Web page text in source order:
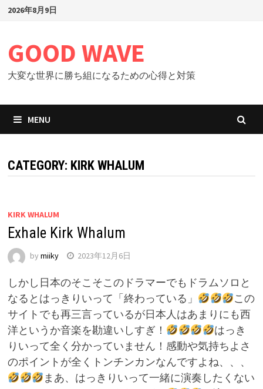
Skip2026年8月9日
GOOD WAVE
大変な世界に勝ち組になるための心得と対策
MENU
CATEGORY: KIRK WHALUM
KIRK WHALUM
Exhale Kirk Whalum
by miiky 2023年12月6日
しかし日本のそこそこのドラマーでもドラムソロと
なるとはっきりいって「終わっている」
この
サイトでも再三言っているが日本人はあまりにも西
洋というか音楽を勘違いしすぎ！
はっき
りいって全く分かっていません！感動や気持ちよさ
のポイントが全くトンチンカンなんですよね、、、
まあ、はっきりいって一緒に演奏したくない